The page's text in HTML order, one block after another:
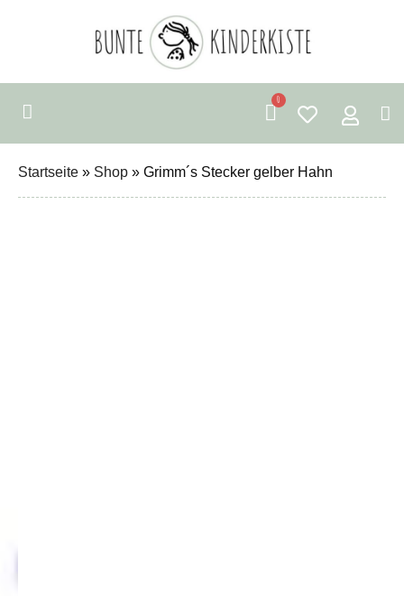
0
Startseite » Shop » Grimm´s Stecker gelber Hahn